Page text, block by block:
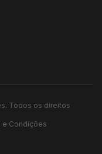
Todos os direitos
e Condições